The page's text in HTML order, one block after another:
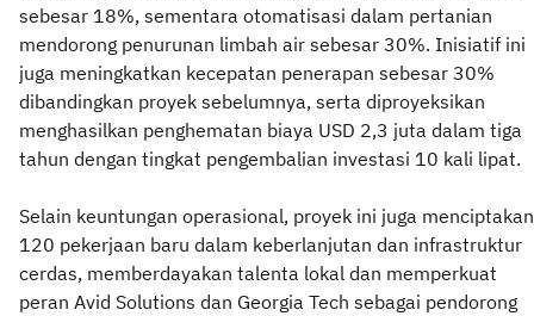
sebesar 18%, sementara otomatisasi dalam pertanian
mendorong penurunan limbah air sebesar 30%. Inisiatif ini
juga meningkatkan kecepatan penerapan sebesar 30%
dibandingkan proyek sebelumnya, serta diproyeksikan
menghasilkan penghematan biaya USD 2,3 juta dalam tiga
tahun dengan tingkat pengembalian investasi 10 kali lipat.
Selain keuntungan operasional, proyek ini juga menciptakan
120 pekerjaan baru dalam keberlanjutan dan infrastruktur
cerdas, memberdayakan talenta lokal dan memperkuat
peran Avid Solutions dan Georgia Tech sebagai pendorong